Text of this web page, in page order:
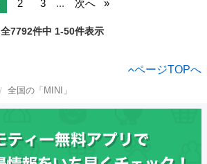
2 3 ... 次へ
全7792件中 1-50件表示
ページTOPへ
全国の「MINI」